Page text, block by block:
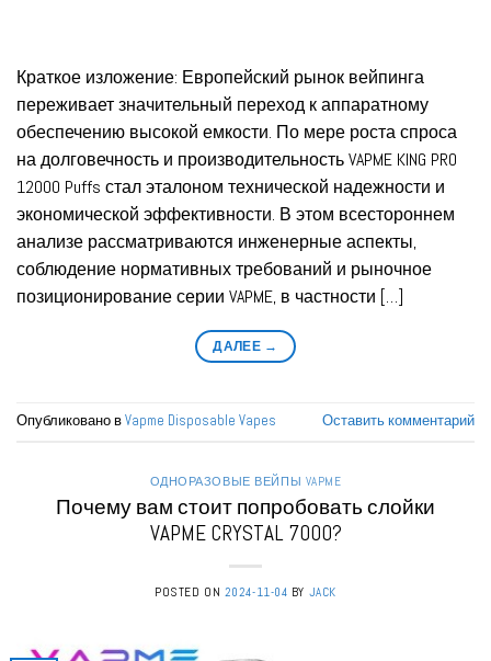
Краткое изложение: Европейский рынок вейпинга
переживает значительный переход к аппаратному
обеспечению высокой емкости. По мере роста спроса
на долговечность и производительность VAPME KING PRO
12000 Puffs стал эталоном технической надежности и
экономической эффективности. В этом всестороннем
анализе рассматриваются инженерные аспекты,
соблюдение нормативных требований и рыночное
позиционирование серии VAPME, в частности […]
ДАЛЕЕ →
Опубликовано вVapme Disposable Vapes Оставить комментарий
ОДНОРАЗОВЫЕ ВЕЙПЫ VAPME
Почему вам стоит попробовать слойки
VAPME CRYSTAL 7000?
POSTED ON 2024-11-04 BY JACK